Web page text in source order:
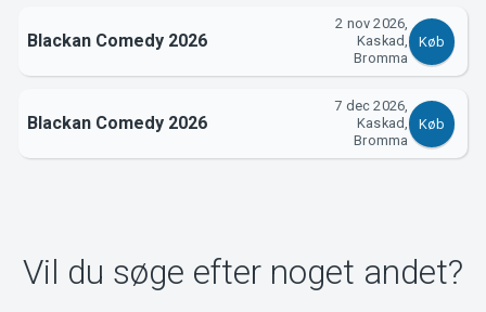
Om Tickster
Blackan Comedy 2026
2 nov 2026,
Kaskad,
Bromma
Køb
Blackan Comedy 2026
7 dec 2026,
Kaskad,
Bromma
Køb
Vil du søge efter noget andet?